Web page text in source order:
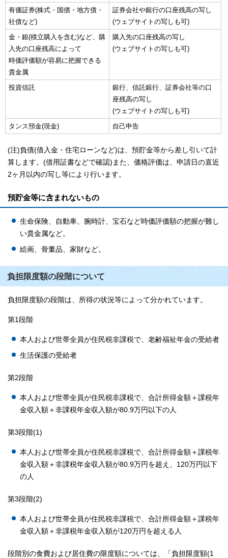
有価証券(株式・国債・地方債・
社債など)
証券会社や銀行の口座残高の写し
(ウェブサイトの写しも可)
金・銀(積立購入を含む)など、購
入先の口座残高によって
時価評価額が容易に把握できる
貴金属
購入先の口座残高の写し
(ウェブサイトの写しも可)
投資信託
銀行、信託銀行、証券会社等の口
座残高の写し
(ウェブサイトの写しも可)
タンス預金(現金)
自己申告
(注)負債(借入金・住宅ローンなど)は、預貯金等から差し引いて計
算します。(借用証書などで確認)また、価格評価は、申請日の直近
2ヶ月以内の写し等により行います。
預貯金等に含まれないもの
生命保険、自動車、腕時計、宝石など時価評価額の把握が難し
い貴金属など。
絵画、骨董品、家財など。
負担限度額の段階について
負担限度額の段階は、所得の状況等によって分かれています。
第1段階
本人および世帯全員が住民税非課税で、老齢福祉年金の受給者
生活保護の受給者
第2段階
本人および世帯全員が住民税非課税で、合計所得金額＋課税年
金収入額＋非課税年金収入額が80.9万円以下の人
第3段階(1)
本人および世帯全員が住民税非課税で、合計所得金額＋課税年
金収入額＋非課税年金収入額が80.9万円を超え、120万円以下
の人
第3段階(2)
本人および世帯全員が住民税非課税で、合計所得金額＋課税年
金収入額＋非課税年金収入額が120万円を超える人
段階別の食費および居住費の限度額については、「負担限度額(1